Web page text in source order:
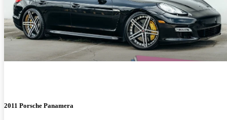
2011 Porsche Panamera